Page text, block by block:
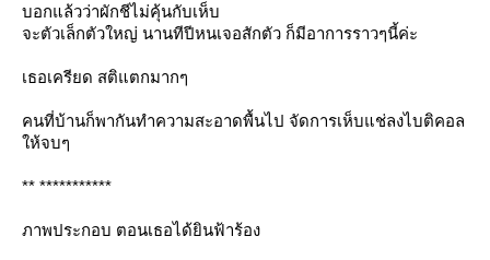
บอกแล้วว่าผักชีไม่คุ้นกับเห็บ
จะตัวเล็กตัวใหญ่ นานทีปีหนเจอสักตัว ก็มีอาการราวๆนี้ค่ะ
เธอเครียด สติแตกมากๆ
คนที่บ้านก็พากันทำความสะอาดพื้นไป จัดการเห็บแช่ลงไบติคอล
ห้จบๆ
** ***********
ภาพประกอบ ตอนเธอได้ยินฟ้าร้อง